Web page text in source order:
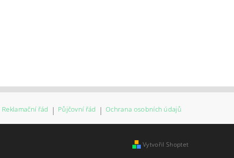
Reklamační řád | Půjčovní řád | Ochrana osobních údajů
Vytvořil Shoptet